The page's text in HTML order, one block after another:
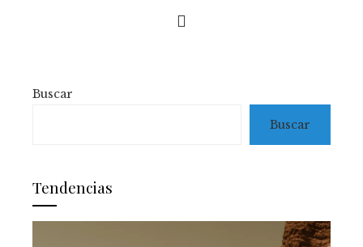
Buscar
Buscar
Tendencias